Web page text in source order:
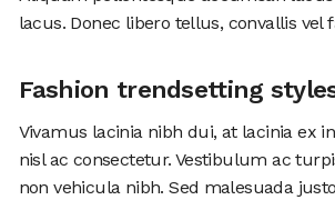
lacus. Donec libero tellus, convallis vel
Fashion trendsetting
Vivamus lacinia nibh dui, at lacinia ex
nisl ac consectetur. Vestibulum ac
non vehicula nibh. Sed malesuada